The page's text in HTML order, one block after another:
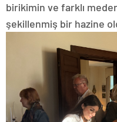
birikimin ve farklı
şekillenmiş bir hazine